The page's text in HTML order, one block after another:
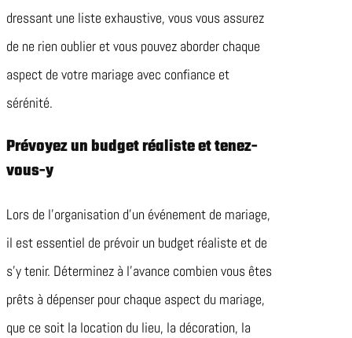
dressant une liste exhaustive, vous vous assurez
de ne rien oublier et vous pouvez aborder chaque
aspect de votre mariage avec confiance et
sérénité.
Prévoyez un budget réaliste et tenez-
vous-y
Lors de l’organisation d’un événement de mariage,
il est essentiel de prévoir un budget réaliste et de
s’y tenir. Déterminez à l’avance combien vous êtes
prêts à dépenser pour chaque aspect du mariage,
que ce soit la location du lieu, la décoration, la